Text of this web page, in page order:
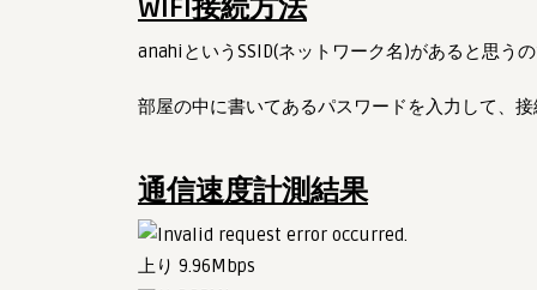
WiFi接続方法
anahiというSSID(ネットワーク名)があると思う
部屋の中に書いてあるパスワードを入力して、
通信速度計測結果
上り 9.96Mbps